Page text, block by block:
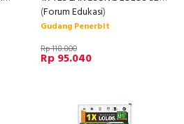
(Forum Edukasi)
Gudang Penerbit
Rp 118.800
Rp 95.040